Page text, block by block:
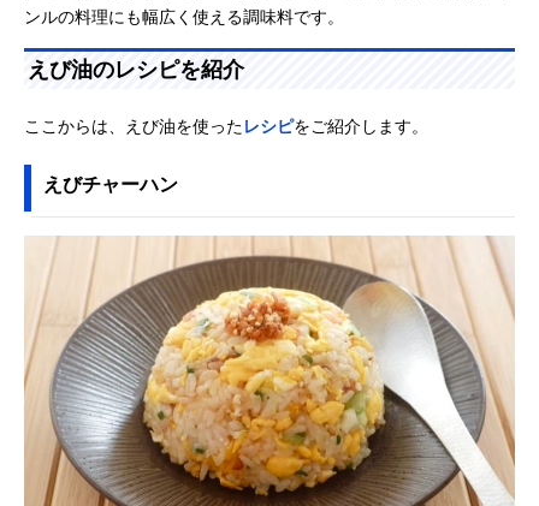
ンルの料理にも幅広く使える調味料です。
えび油のレシピを紹介
ここからは、えび油を使ったレシピをご紹介します。
えびチャーハン